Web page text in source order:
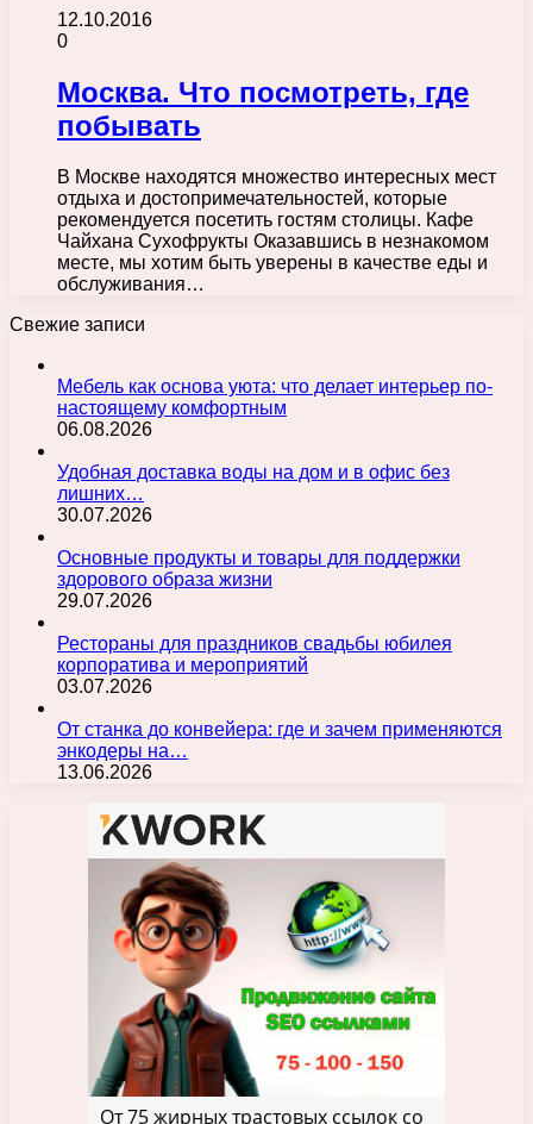
12.10.2016
0
Москва. Что посмотреть, где
побывать
В Москве находятся множество интересных мест
отдыха и достопримечательностей, которые
рекомендуется посетить гостям столицы. Кафе
Чайхана Сухофрукты Оказавшись в незнакомом
месте, мы хотим быть уверены в качестве еды и
обслуживания…
Свежие записи
Мебель как основа уюта: что делает интерьер по-
настоящему комфортным
06.08.2026
Удобная доставка воды на дом и в офис без
лишних…
30.07.2026
Основные продукты и товары для поддержки
здорового образа жизни
29.07.2026
Рестораны для праздников свадьбы юбилея
корпоратива и мероприятий
03.07.2026
От станка до конвейера: где и зачем применяются
энкодеры на…
13.06.2026